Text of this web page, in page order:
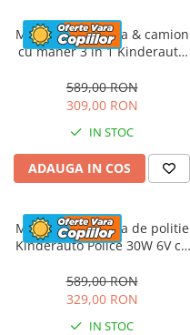
Masinuta electrica & camion
cu maner 3 in 1 Kinderauto
tapitat, music player
589,00 RON
309,00 RON
IN STOC
ADAUGA IN COS
Masinuta electrica de politie
Kinderauto Police 30W 6V cu
bluetooth, culoare Rosu
589,00 RON
329,00 RON
IN STOC